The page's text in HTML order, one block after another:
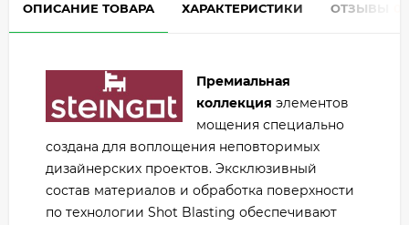
ОПИСАНИЕ ТОВАРА ХАРАКТЕРИСТИКИ ОТЗЫВЫ
Премиальная
коллекция элементов
мощения специально
создана для воплощения неповторимых
дизайнерских проектов. Эксклюзивный
состав материалов и обработка поверхности
по технологии Shot Blasting обеспечивают